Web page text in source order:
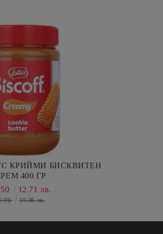
КРИЙМИ БИСКВИТЕН
400 ГР
12.71 лв.
19.36 лв.